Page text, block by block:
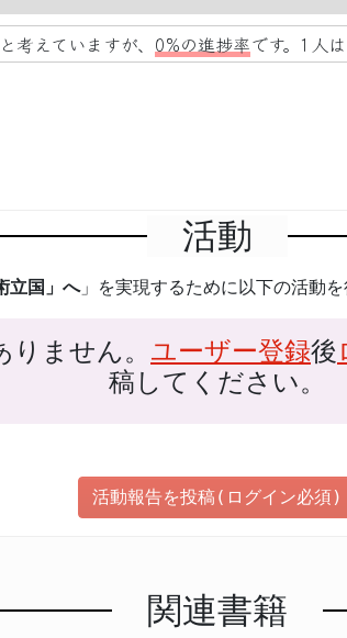
と考えていますが、 0%の進捗率です。1人
活動
立国」へ」を実現するために以下の活動を
ません。 ユーザー登録後
稿してください。
活動報告を投稿(ログイン必須)
関連書籍